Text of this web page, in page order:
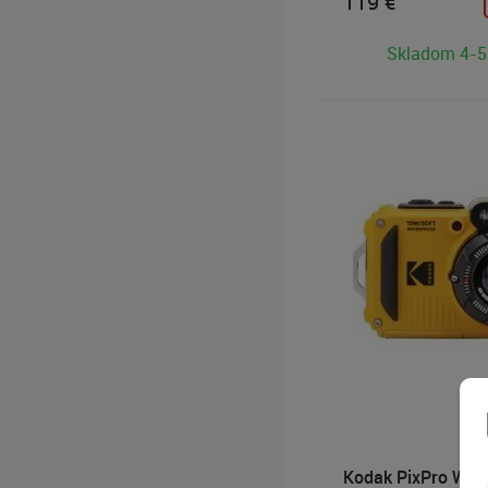
LCD displej,
napájanie 2× AA
Skladom 4-
Kodak PixPro